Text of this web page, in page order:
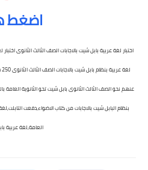
اضغط
اختبار لغة عربية بابل شيت بالاجابات الصف الثالث الثانوى
بنظام البابل شيت بالاجابات من كتاب الاضواء,دفعت
العامة,لغة عربية